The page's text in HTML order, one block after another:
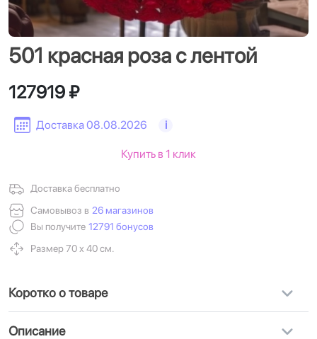
501 красная роза с лентой
Доставка 08.08.2026 i
127919 ₽
Доставка бесплатно
Самовывоз в 26 магазинов
Вы получите 12791 бонусов
Размер 70 х 40 см.
Купить в 1 клик
Коротко о товаре
Описание